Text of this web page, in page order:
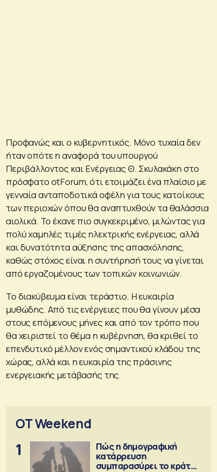
Προφανώς και ο κυβερνητικός. Μόνο τυχαία δεν
ήταν οπότε η αναφορά του υπουργού
Περιβάλλοντος και Ενέργειας Θ. Σκυλακάκη στο
πρόσφατο otForum, ότι ετοιμάζει ένα πλαίσιο με
γενναία ανταποδοτικά οφέλη για τους κατοίκους
των περιοχών όπου θα αναπτυχθούν τα θαλάσσια
αιολικά. Το έκανε πιο συγκεκριμένο, μιλώντας για
πολύ χαμηλές τιμές ηλεκτρικής ενέργειας, αλλά
και δυνατότητα αύξησης της απασχόλησης,
καθώς στόχος είναι η συντήρησή τους να γίνεται
από εργαζομένους των τοπικών κοινωνιών.
Το διακύβευμα είναι τεράστιο. Η ευκαιρία
μυθώδης. Από τις ενέργειες που θα γίνουν μέσα
στους επόμενους μήνες και από τον τρόπο που
θα χειριστεί το θέμα η κυβέρνηση, θα κριθεί το
επενδυτικό μέλλον ενός σημαντικού κλάδου της
χώρας, αλλά και η ευκαιρία της πράσινης
ενεργειακής μετάβασής της.
OT Weekend
1
Πώς η δημογραφική
κατάρρευση
συμπαρασύρει το κράτος